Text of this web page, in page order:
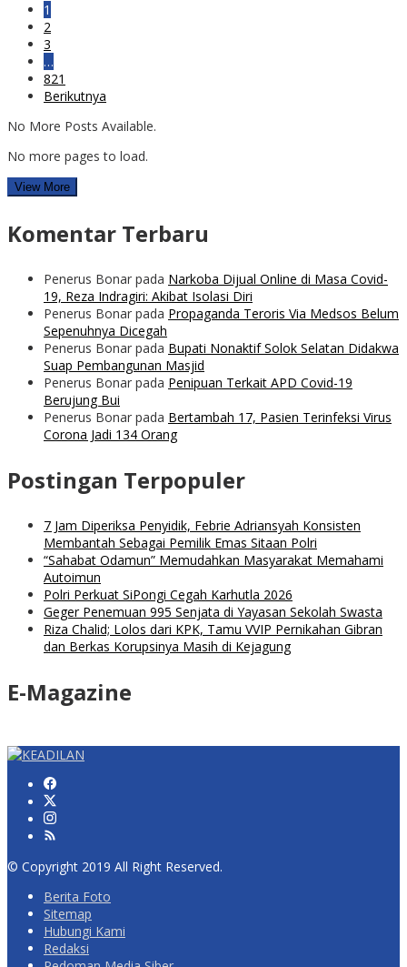
1
2
3
…
821
Berikutnya
No More Posts Available.
No more pages to load.
View More
Komentar Terbaru
Penerus Bonar pada Narkoba Dijual Online di Masa Covid-
19, Reza Indragiri: Akibat Isolasi Diri
Penerus Bonar pada Propaganda Teroris Via Medsos Belum
Sepenuhnya Dicegah
Penerus Bonar pada Bupati Nonaktif Solok Selatan Didakwa
Suap Pembangunan Masjid
Penerus Bonar pada Penipuan Terkait APD Covid-19
Berujung Bui
Penerus Bonar pada Bertambah 17, Pasien Terinfeksi Virus
Corona Jadi 134 Orang
Postingan Terpopuler
7 Jam Diperiksa Penyidik, Febrie Adriansyah Konsisten
Membantah Sebagai Pemilik Emas Sitaan Polri
“Sahabat Odamun” Memudahkan Masyarakat Memahami
Autoimun
Polri Perkuat SiPongi Cegah Karhutla 2026
Geger Penemuan 995 Senjata di Yayasan Sekolah Swasta
Riza Chalid; Lolos dari KPK, Tamu VVIP Pernikahan Gibran
dan Berkas Korupsinya Masih di Kejagung
E-Magazine
© Copyright 2019 All Right Reserved.
Berita Foto
Sitemap
Hubungi Kami
Redaksi